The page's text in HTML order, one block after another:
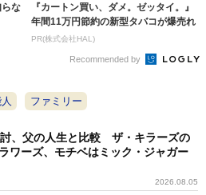
な
『カートン買い、ダメ。ゼッタイ。』
年間11万円節約の新型タバコが爆売れ
PR(株式会社HAL)
Recommended by
ファミリー
、父の人生と比較 ザ・キラーズの
ワーズ、モチベはミック・ジャガー
2026.08.05